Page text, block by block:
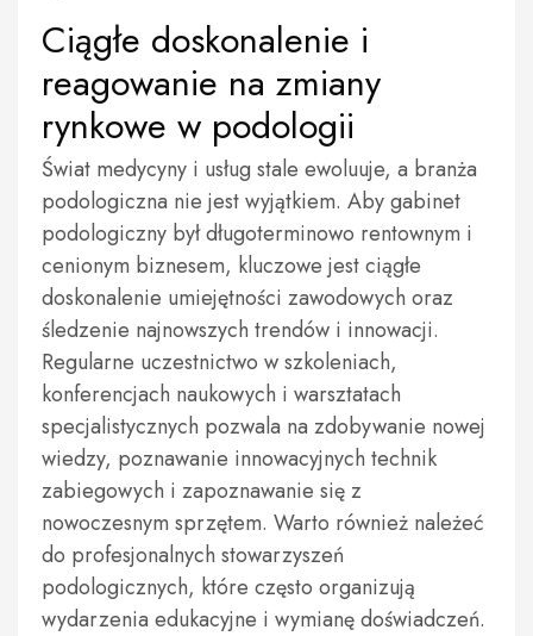
Ciągłe doskonalenie i
reagowanie na zmiany
rynkowe w podologii
Świat medycyny i usług stale ewoluuje, a branża
podologiczna nie jest wyjątkiem. Aby gabinet
podologiczny był długoterminowo rentownym i
cenionym biznesem, kluczowe jest ciągłe
doskonalenie umiejętności zawodowych oraz
śledzenie najnowszych trendów i innowacji.
Regularne uczestnictwo w szkoleniach,
konferencjach naukowych i warsztatach
specjalistycznych pozwala na zdobywanie nowej
wiedzy, poznawanie innowacyjnych technik
zabiegowych i zapoznawanie się z
nowoczesnym sprzętem. Warto również należeć
do profesjonalnych stowarzyszeń
podologicznych, które często organizują
wydarzenia edukacyjne i wymianę doświadczeń.